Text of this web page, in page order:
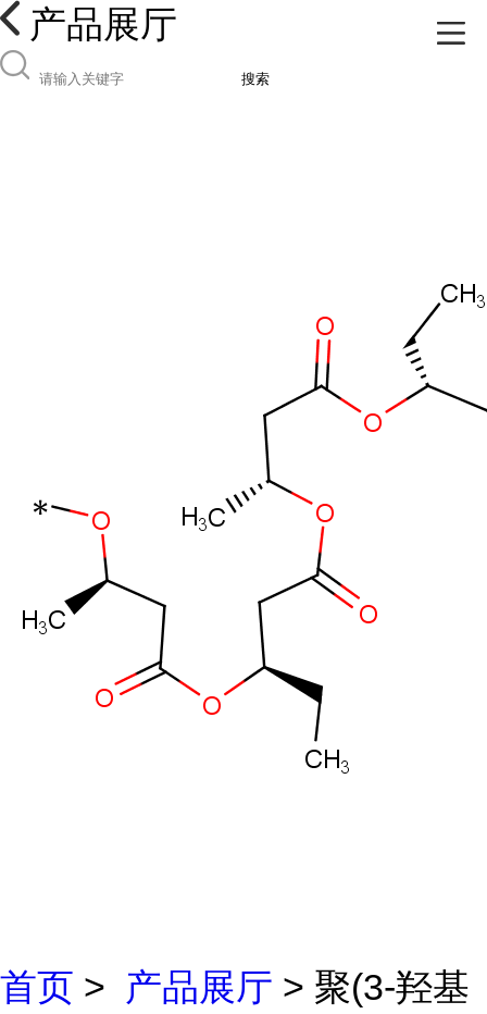
产品展厅
搜索
首页 > 产品展厅 > 聚(3-羟基